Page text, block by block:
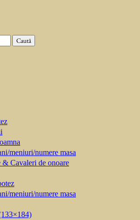
meniuri/numere masa
& Cavaleri de onoare
meniuri/numere masa